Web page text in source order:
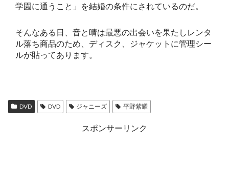
学園に通うこと」を結婚の条件にされているのだ。
そんなある日、音と晴は最悪の出会いを果たしレンタ
ル落ち商品のため、ディスク、ジャケットに管理シー
ルが貼ってあります。
DVD DVD ジャニーズ 平野紫耀
スポンサーリンク